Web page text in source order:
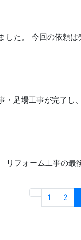
た。 今回の依頼
足場工事が完了
フォーム工事の
1 2